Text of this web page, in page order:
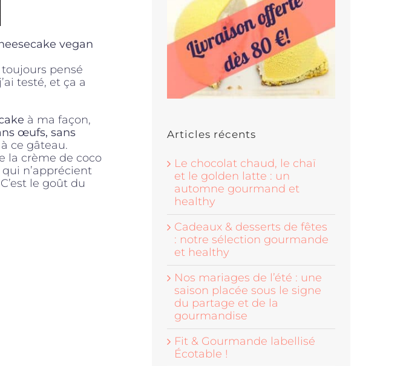
vegan
pensé
testé, et ça a
à ma façon,
œufs, sans
ce gâteau.
la crème de coco
n’apprécient
le goût du
Articles récents
Le chocolat chaud, le chaï
et le golden latte : un
automne gourmand et
healthy
Cadeaux & desserts de fêtes
: notre sélection gourmande
et healthy
Nos mariages de l’été : une
saison placée sous le signe
du partage et de la
gourmandise
Fit & Gourmande labellisé
Écotable !